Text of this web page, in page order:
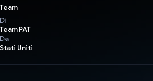
Team
Di
Team PAT
Da
Stati Uniti